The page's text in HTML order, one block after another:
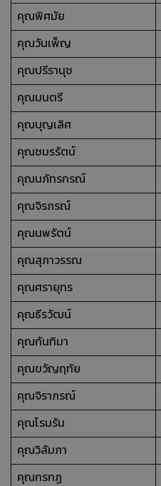
คุณพิศมัย
คุณวันเพ็ญ
คุณปรีรานุช
คุณมนตรี
คุณบุญเลิศ
คุณชมรรัตน์
คุณนภัทรกรณ์
คุณจิรภรณ์
คุณนพรัตน์
คุณสุภาวรรณ
คุณศรายุทร
คุณธีรวัฒน์
คุณกันทิมา
คุณขวัญฤทัย
คุณจิราภรณ์
คุณโรมรัน
คุณวิลัมภา
คุณกรกฏ